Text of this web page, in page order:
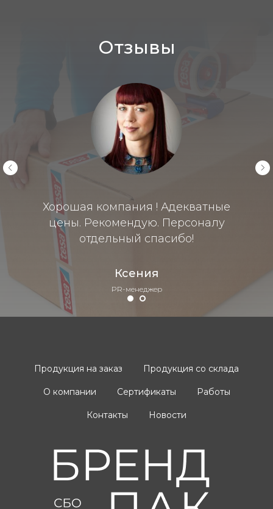
Отзывы
Хорошая компания ! Адекватные
цены. Рекомендую. Персоналу
отдельный спасибо!
Ксения
PR-менеджер
Продукция на заказ Продукция со склада
О компании Сертификаты Работы
Контакты Новости